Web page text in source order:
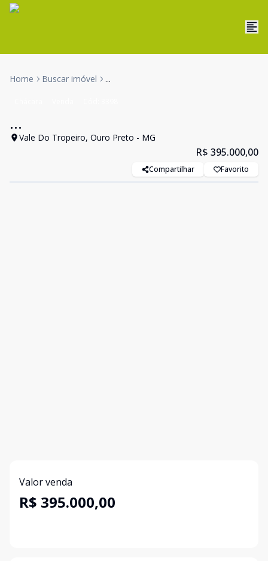
Home Buscar imóvel ...
...
Vale Do Tropeiro, Ouro Preto - MG
R$ 395.000,00
Compartilhar Favorito
Valor venda
R$ 395.000,00